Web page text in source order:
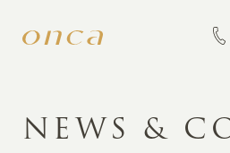
INFORMATION
NEWS &